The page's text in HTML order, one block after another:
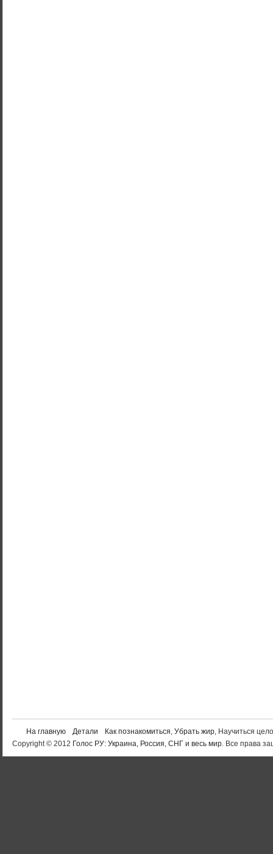
На главную Детали Как познакомиться, Убрать жир, Научиться
Copyright © 2012 Голос РУ: Украина, Россия, СНГ и весь мир. Все права